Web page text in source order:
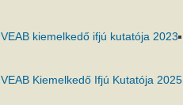
VEAB kiemelkedő ifjú kutatója 2023
VEAB Kiemelkedő Ifjú Kutatója 2025